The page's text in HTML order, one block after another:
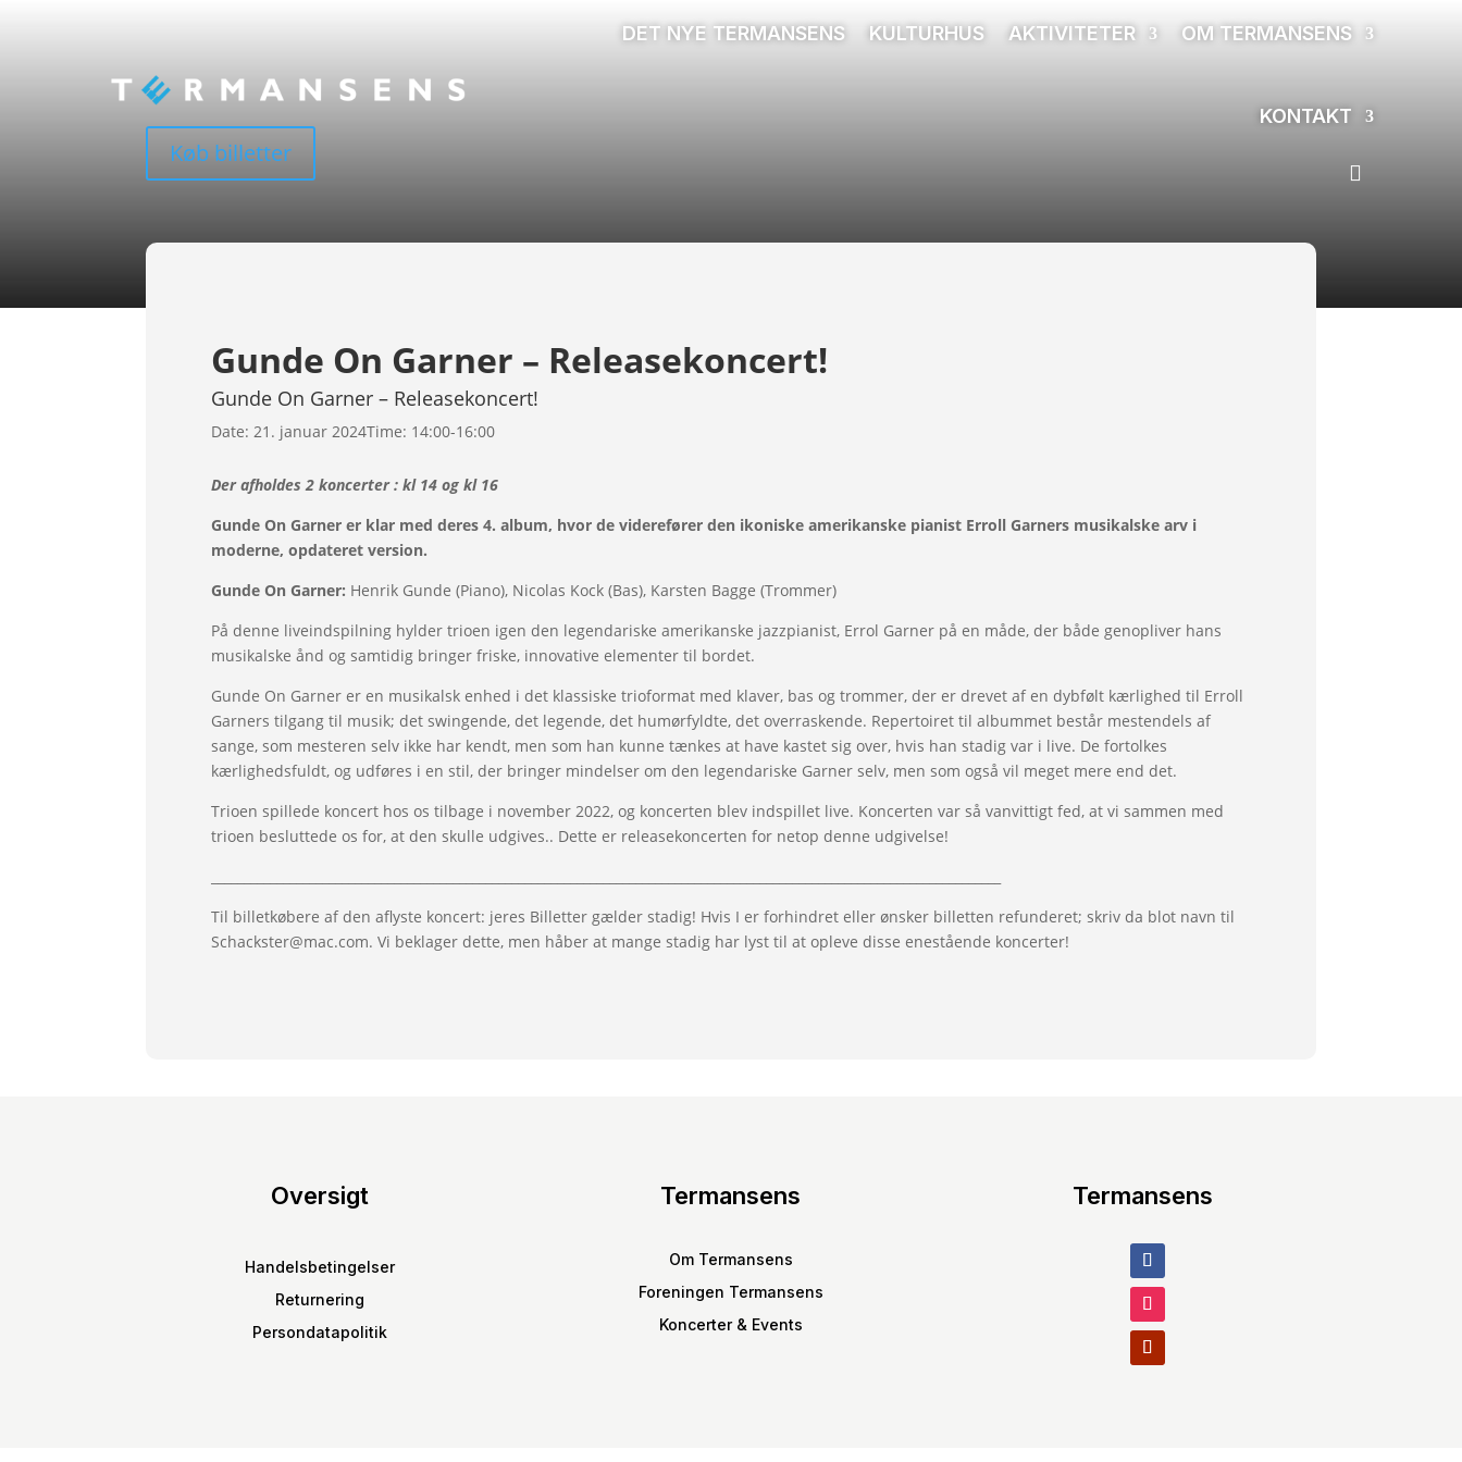
DET NYE TERMANSENS KULTURHUS AKTIVITETER OM TERMANSENS
KONTAKT
Køb billetter
Gunde On Garner – Releasekoncert!
Gunde On Garner – Releasekoncert!
Date: 21. januar 2024Time: 14:00-16:00
Der afholdes 2 koncerter : kl 14 og kl 16
Gunde On Garner er klar med deres 4. album, hvor de viderefører den ikoniske amerikanske pianist Erroll Garners musikalske arv i
moderne, opdateret version.
Gunde On Garner: Henrik Gunde (Piano), Nicolas Kock (Bas), Karsten Bagge (Trommer)
På denne liveindspilning hylder trioen igen den legendariske amerikanske jazzpianist, Errol Garner på en måde, der både genopliver hans
musikalske ånd og samtidig bringer friske, innovative elementer til bordet.
Gunde On Garner er en musikalsk enhed i det klassiske trioformat med klaver, bas og trommer, der er drevet af en dybfølt kærlighed til Erroll
Garners tilgang til musik; det swingende, det legende, det humørfyldte, det overraskende. Repertoiret til albummet består mestendels af
sange, som mesteren selv ikke har kendt, men som han kunne tænkes at have kastet sig over, hvis han stadig var i live. De fortolkes
kærlighedsfuldt, og udføres i en stil, der bringer mindelser om den legendariske Garner selv, men som også vil meget mere end det.
Trioen spillede koncert hos os tilbage i november 2022, og koncerten blev indspillet live. Koncerten var så vanvittigt fed, at vi sammen med
trioen besluttede os for, at den skulle udgives.. Dette er releasekoncerten for netop denne udgivelse!
Til billetkøbere af den aflyste koncert: jeres Billetter gælder stadig! Hvis I er forhindret eller ønsker billetten refunderet; skriv da blot navn til
Schackster@mac.com. Vi beklager dette, men håber at mange stadig har lyst til at opleve disse enestående koncerter!
Oversigt
Handelsbetingelser
Returnering
Persondatapolitik
Termansens
Om Termansens
Foreningen Termansens
Koncerter & Events
Termansens